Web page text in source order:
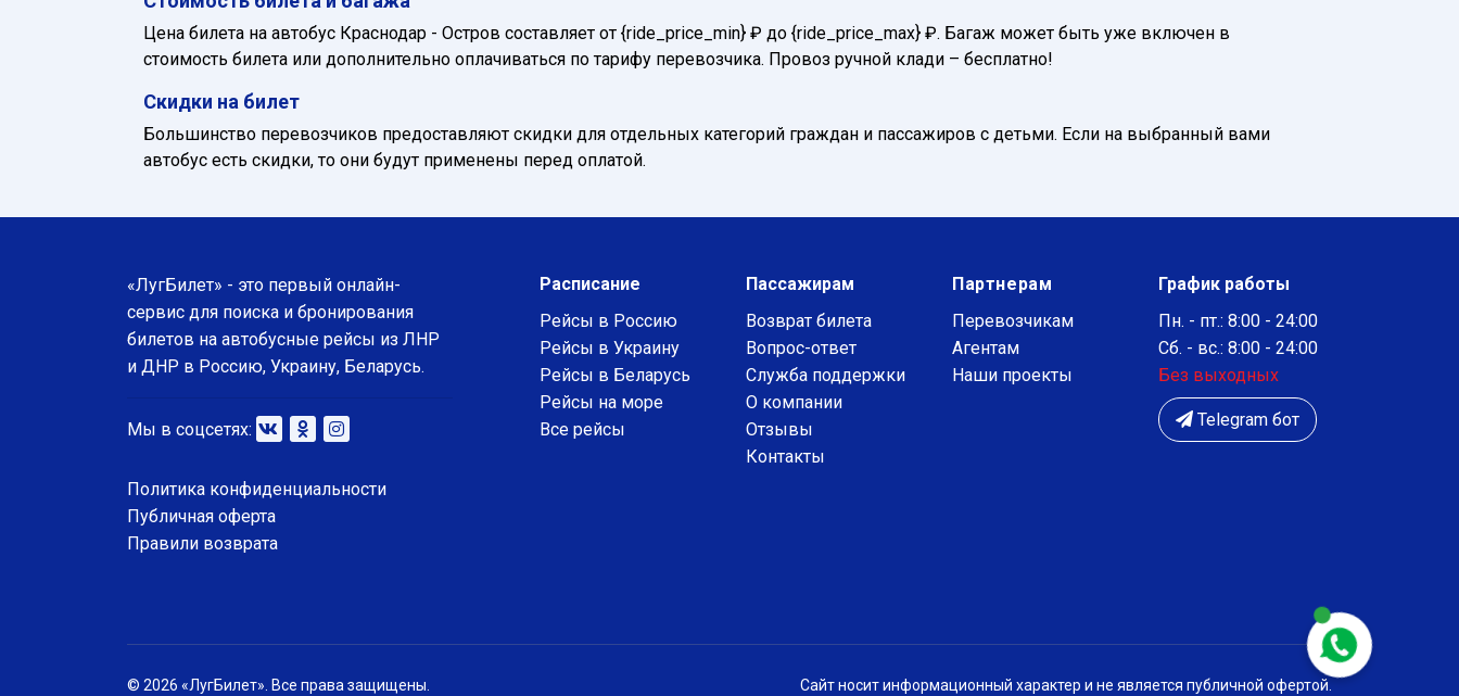
Цена билета на автобус Краснодар - Остров составляет от {ride_price_min} ₽ до {ride_price_max} ₽. Багаж может быть уже включен в
стоимость билета или дополнительно оплачиваться по тарифу перевозчика. Провоз ручной клади – бесплатно!
Скидки на билет
Большинство перевозчиков предоставляют скидки для отдельных категорий граждан и пассажиров с детьми. Если на выбранный вами
автобус есть скидки, то они будут применены перед оплатой.
«ЛугБилет» - это первый онлайн-
сервис для поиска и бронирования
билетов на автобусные рейсы из ЛНР
и ДНР в Россию, Украину, Беларусь.
Мы в соцсетях:
Политика конфиденциальности
Публичная оферта
Правили возврата
Расписание
Рейсы в Россию
Рейсы в Украину
Рейсы в Беларусь
Рейсы на море
Все рейсы
Пассажирам
Возврат билета
Вопрос-ответ
Служба поддержки
О компании
Отзывы
Контакты
Партнерам
Перевозчикам
Агентам
Наши проекты
График работы
Пн. - пт.: 8:00 - 24:00
Сб. - вс.: 8:00 - 24:00
Без выходных
Telegram бот
© 2026 «ЛугБилет». Все права защищены. Сайт носит информационный характер и не является публичной офертой.